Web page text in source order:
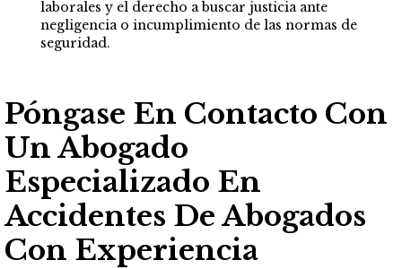
laborales y el derecho a buscar justicia ante
negligencia o incumplimiento de las normas de
seguridad.
Póngase En Contacto Con
Un Abogado
Especializado En
Accidentes De Abogados
Con Experiencia